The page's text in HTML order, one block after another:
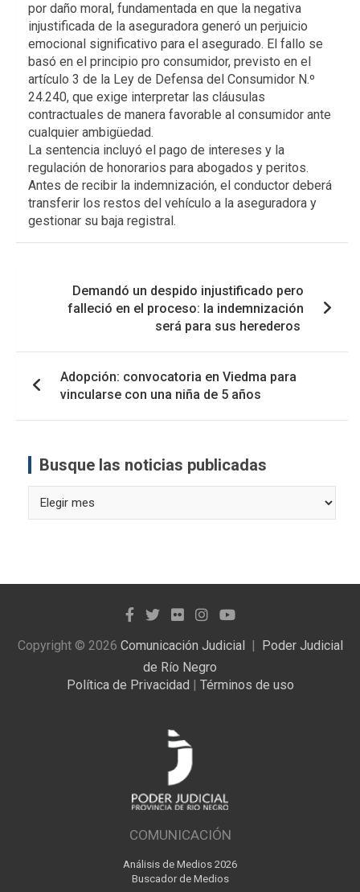
por daño moral, fundamentada en que la negativa
injustificada de la aseguradora generó un perjuicio
emocional significativo para el asegurado. El fallo se
basó en el principio pro consumidor, previsto en el
artículo 3 de la Ley de Defensa del Consumidor N.º
24.240, que exige interpretar las cláusulas
contractuales de manera favorable al consumidor ante
cualquier ambigüedad.
La sentencia incluyó el pago de intereses y la
regulación de honorarios para abogados y peritos.
Antes de recibir la indemnización, el conductor deberá
transferir los restos del vehículo a la aseguradora y
gestionar su baja registral.
entradas
Demandó un despido injustificado pero
falleció en el proceso: la indemnización
será para sus herederos
Adopción: convocatoria en Viedma para
vincularse con una niña de 5 años
Busque las noticias publicadas
las
Copyright © 2026 Comunicación Judicial
Poder Judicial
de Río Negro
Política de Privacidad
Términos de uso
COMUNICACIÓN
Análisis de Medios 2026
Buscador de Medios